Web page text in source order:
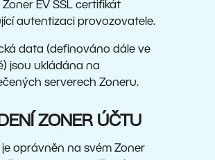
EV SSL certifikát
autentizaci provozovatele.
data (definováno dále ve
jsou ukládána na
serverech Zoneru.
ZONER ÚČTU
je oprávněn na svém Zoner